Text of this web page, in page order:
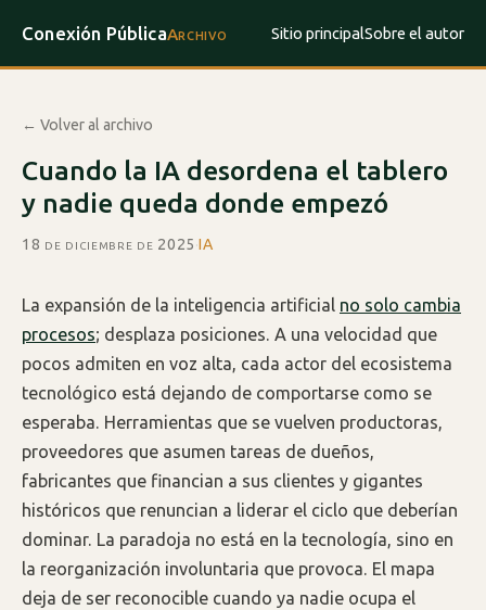
Conexión PúblicaArchivo Sitio principalSobre el autor
← Volver al archivo
Cuando la IA desordena el tablero
y nadie queda donde empezó
18 de diciembre de 2025·IA
La expansión de la inteligencia artificial no solo cambia
procesos; desplaza posiciones. A una velocidad que
pocos admiten en voz alta, cada actor del ecosistema
tecnológico está dejando de comportarse como se
esperaba. Herramientas que se vuelven productoras,
proveedores que asumen tareas de dueños,
fabricantes que financian a sus clientes y gigantes
históricos que renuncian a liderar el ciclo que deberían
dominar. La paradoja no está en la tecnología, sino en
la reorganización involuntaria que provoca. El mapa
deja de ser reconocible cuando ya nadie ocupa el